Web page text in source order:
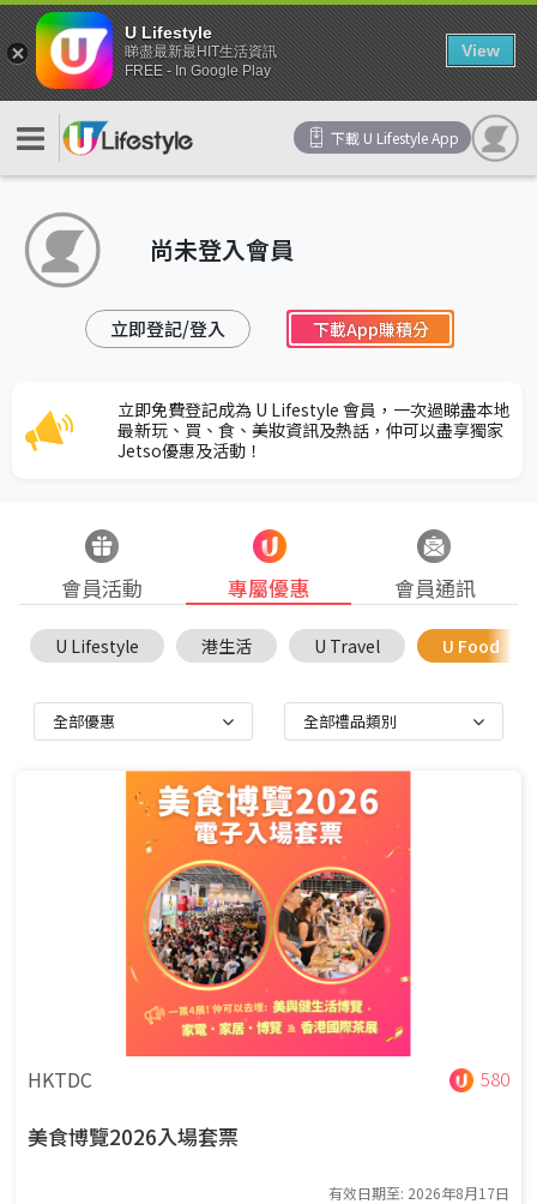
下載 U Lifestyle App
尚未登入會員
立即登記/登入 下載App賺積分
立即免費登記成為 U Lifestyle 會員，一次過睇盡本地
最新玩、買、食、美妝資訊及熱話，仲可以盡享獨家
Jetso優惠及活動！
會員活動 專屬優惠 會員通訊
U Lifestyle 港生活 U Travel U Food
全部優惠 全部禮品類別
HKTDC 580
美食博覽2026入場套票
有效日期至: 2026年8月17日
U Lifestyle
睇盡最新最HIT生活資訊
FREE - In Google Play
View